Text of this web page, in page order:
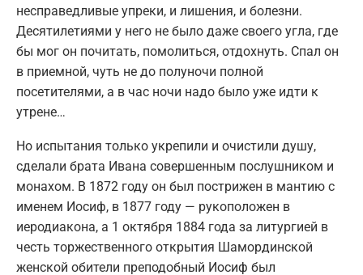
несправедливые упреки, и лишения, и болезни.
Десятилетиями у него не было даже своего угла, где
бы мог он почитать, помолиться, отдохнуть. Спал он
в приемной, чуть не до полуночи полной
посетителями, а в час ночи надо было уже идти к
утрене…
Но испытания только укрепили и очистили душу,
сделали брата Ивана совершенным послушником и
монахом. В 1872 году он был пострижен в мантию с
именем Иосиф, в 1877 году — рукоположен в
иеродиакона, а 1 октября 1884 года за литургией в
честь торжественного открытия Шамординской
женской обители преподобный Иосиф был